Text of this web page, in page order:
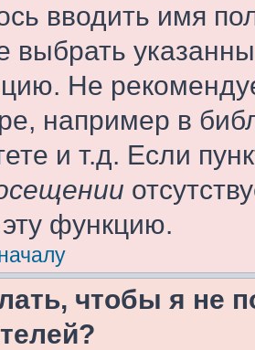
вводить имя
выбрать
Не
например в
и т.д. Если
функцию.
чтобы я не